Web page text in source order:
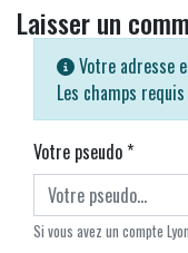
Laisser un
Votre adresse
Les champs
Votre pseudo*
Si vous avez un compte